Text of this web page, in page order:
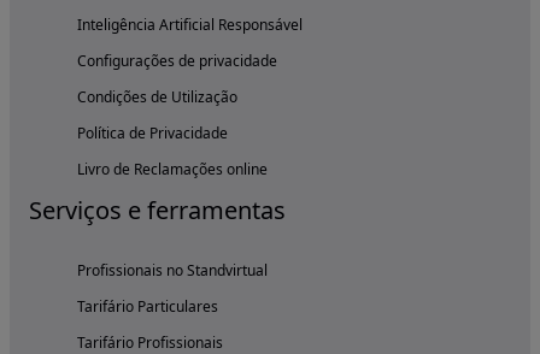
Inteligência Artificial Responsável
Configurações de privacidade
Condições de Utilização
Política de Privacidade
Livro de Reclamações online
Serviços e ferramentas
Profissionais no Standvirtual
Tarifário Particulares
Tarifário Profissionais